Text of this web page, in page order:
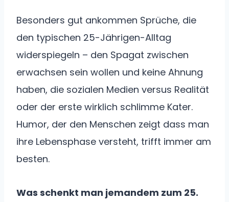
Besonders gut ankommen Sprüche, die
den typischen 25-Jährigen-Alltag
widerspiegeln – den Spagat zwischen
erwachsen sein wollen und keine Ahnung
haben, die sozialen Medien versus Realität
oder der erste wirklich schlimme Kater.
Humor, der den Menschen zeigt dass man
ihre Lebensphase versteht, trifft immer am
besten.
Was schenkt man jemandem zum 25.